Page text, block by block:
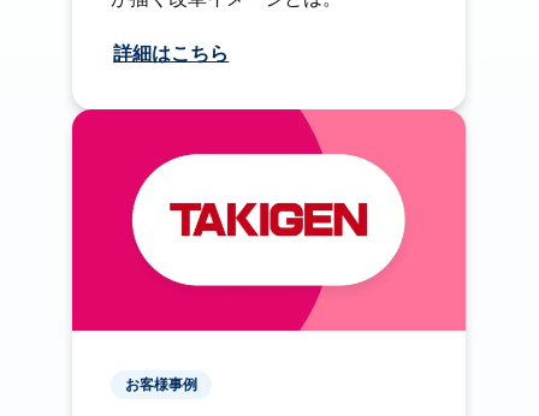
詳細はこちら
お客様事例